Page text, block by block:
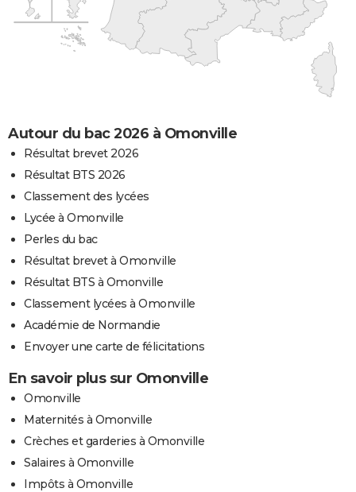
Autour du bac 2026 à Omonville
Résultat brevet 2026
Résultat BTS 2026
Classement des lycées
Lycée à Omonville
Perles du bac
Résultat brevet à Omonville
Résultat BTS à Omonville
Classement lycées à Omonville
Académie de Normandie
Envoyer une carte de félicitations
En savoir plus sur Omonville
Omonville
Maternités à Omonville
Crèches et garderies à Omonville
Salaires à Omonville
Impôts à Omonville